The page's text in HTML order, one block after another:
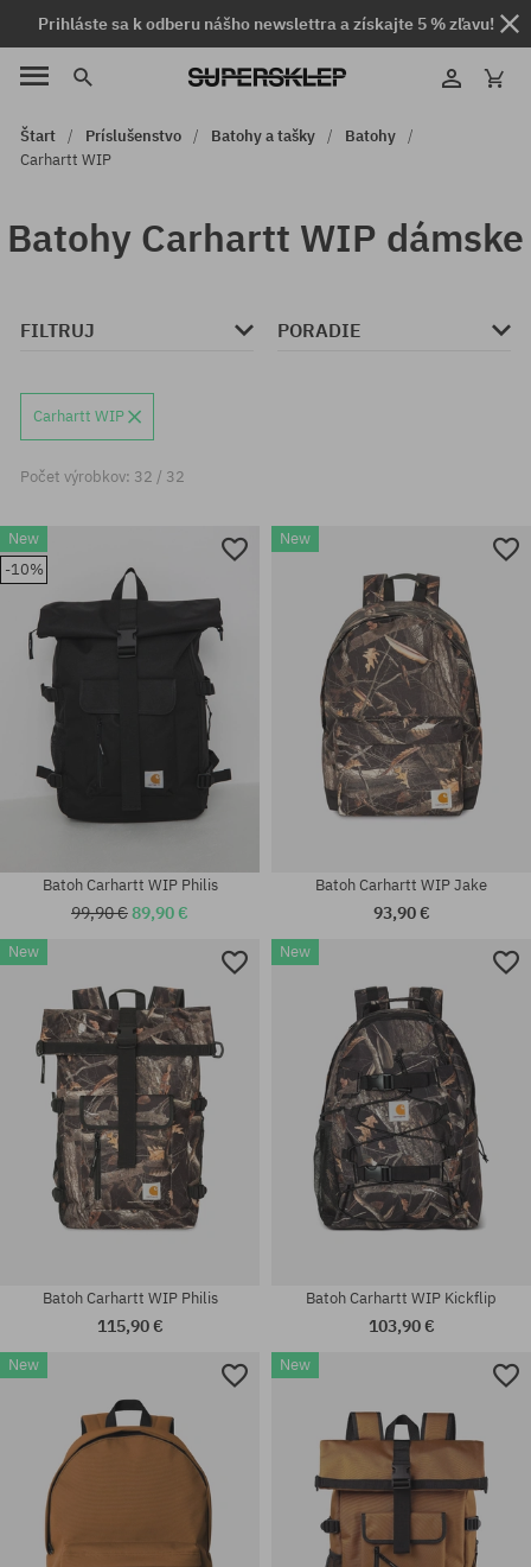
Prihláste sa k odberu nášho newslettra a získajte 5 % zľavu!
Štart Príslušenstvo Batohy a tašky
Batohy
Carhartt WIP
Batohy Carhartt WIP dámske
FILTRUJ PORADIE
Carhartt WIP
Počet výrobkov: 32 / 32
New
-10%
univerzálna veľkosť
Batoh Carhartt WIP Philis
99,90 €89,90 €
New
univerzálna veľkosť
Batoh Carhartt WIP Jake
93,90 €
New
Batoh Carhartt WIP Philis
115,90 €
New
Batoh Carhartt WIP Kickflip
103,90 €
New New